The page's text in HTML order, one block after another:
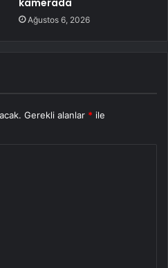
kamerada
Ağustos 6, 2026
Gerekli alanlar * ile